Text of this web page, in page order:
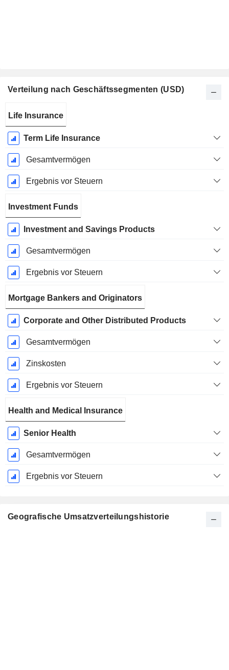
Verteilung nach Geschäftssegmenten (USD)
Geschäftsjahres:
Dezember
Life Insurance
Term Life Insurance
Gesamtvermögen
Ergebnis vor Steuern
Investment Funds
Investment and Savings Products
Gesamtvermögen
Ergebnis vor Steuern
Mortgage Bankers and Originators
Corporate and Other Distributed Products
Gesamtvermögen
Zinskosten
Ergebnis vor Steuern
Health and Medical Insurance
Senior Health
Gesamtvermögen
Ergebnis vor Steuern
Geografische Umsatzverteilungshistorie